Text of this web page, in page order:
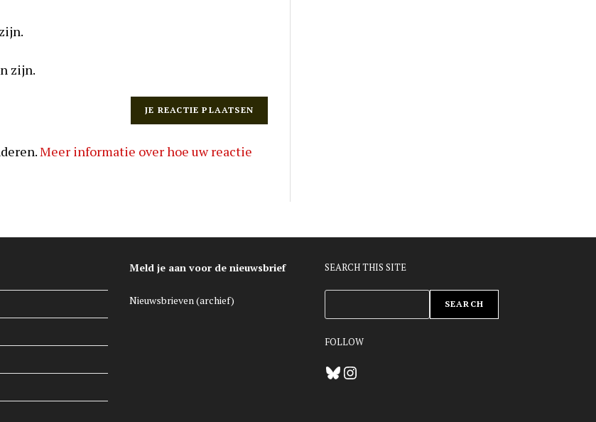
zijn.
Meer informatie over hoe uw reactie
Meld je aan voor de nieuwsbrief
Nieuwsbrieven (archief)
SEARCH THIS SITE
SEARCH
FOLLOW
BlueskyInstagram